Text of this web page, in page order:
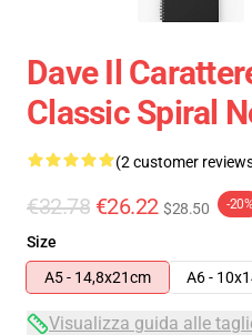
Dave Il
Classic Spiral
(2 customer
€32.78 €26.22 $28.50 -20%
Size
A5 - 14,8x21cm
A6 -
Visualizza guida alle